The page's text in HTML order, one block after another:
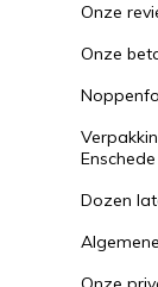
Onze
Onze
Enschede
Dozen